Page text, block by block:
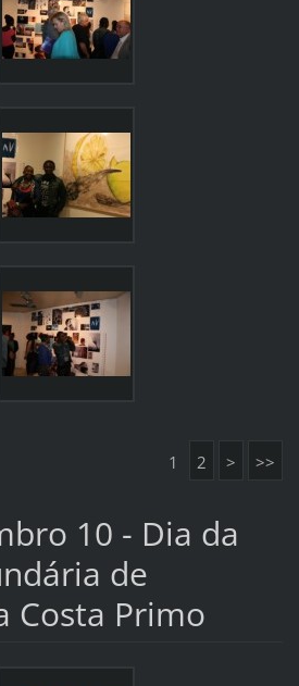
1 2 > >>
10 - Dia da
de
Costa Primo